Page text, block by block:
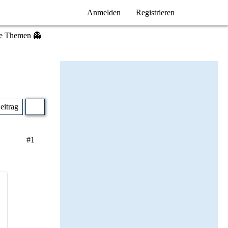
Anmelden Registrieren
Themen 👻
#1